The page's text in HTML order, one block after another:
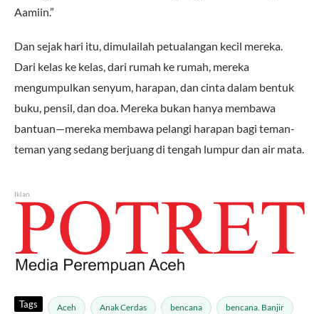
Aamiin.”
Dan sejak hari itu, dimulailah petualangan kecil mereka.
Dari kelas ke kelas, dari rumah ke rumah, mereka
mengumpulkan senyum, harapan, dan cinta dalam bentuk
buku, pensil, dan doa. Mereka bukan hanya membawa
bantuan—mereka membawa pelangi harapan bagi teman-
teman yang sedang berjuang di tengah lumpur dan air mata.
Iklan
Tags Aceh Anak Cerdas bencana bencana. Banjir